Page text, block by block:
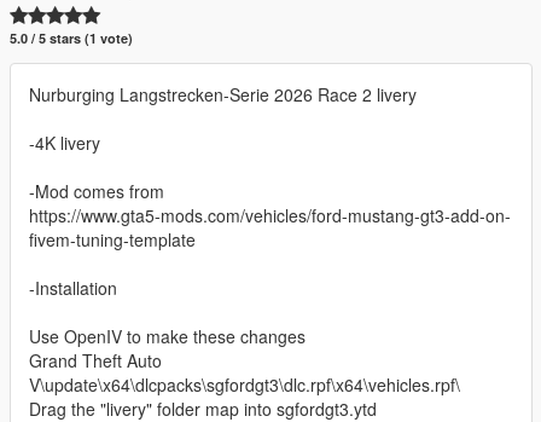
5.0 / 5 stars (1 vote)
Nurburging Langstrecken-Serie 2026 Race 2 livery
-4K livery
-Mod comes from
https://www.gta5-mods.com/vehicles/ford-mustang-gt3-add-on-
fivem-tuning-template
-Installation
Use OpenIV to make these changes
Grand Theft Auto
V\update\x64\dlcpacks\sgfordgt3\dlc.rpf\x64\vehicles.rpf\
Drag the "livery" folder map into sgfordgt3.ytd